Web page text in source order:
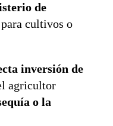
de
cultivos o
inversión de
agricultor
o la